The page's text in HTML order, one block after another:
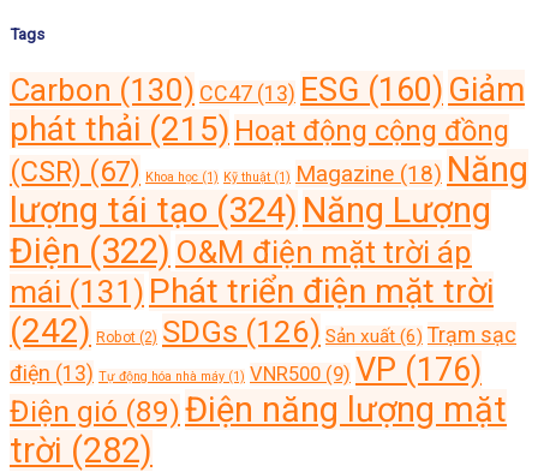
Tags
Carbon (130) CC47 (13) ESG (160) Giảm
phát thải (215) Hoạt động cộng đồng
(CSR) (67) Khoa học (1) Kỹ thuật (1) Magazine (18) Năng
lượng tái tạo (324) Năng Lượng
Điện (322) O&M điện mặt trời áp
mái (131) Phát triển điện mặt trời
(242) Robot (2) SDGs (126) Sản xuất (6) Trạm sạc
điện (13) Tự động hóa nhà máy (1) VNR500 (9) VP (176)
Điện gió (89)Điện năng lượng mặt
trời (282)